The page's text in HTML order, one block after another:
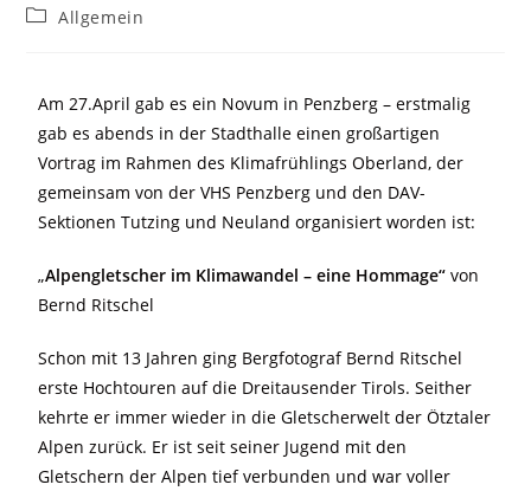
Allgemein
Am 27.April gab es ein Novum in Penzberg – erstmalig
gab es abends in der Stadthalle einen großartigen
Vortrag im Rahmen des Klimafrühlings Oberland, der
gemeinsam von der VHS Penzberg und den DAV-
Sektionen Tutzing und Neuland organisiert worden ist:
„Alpengletscher im Klimawandel – eine Hommage“ von
Bernd Ritschel
Schon mit 13 Jahren ging Bergfotograf Bernd Ritschel
erste Hochtouren auf die Dreitausender Tirols. Seither
kehrte er immer wieder in die Gletscherwelt der Ötztaler
Alpen zurück. Er ist seit seiner Jugend mit den
Gletschern der Alpen tief verbunden und war voller